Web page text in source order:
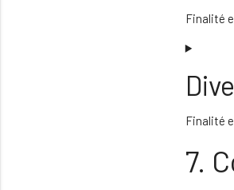
Finalité
Consent
service
twitter
Finalité
to
7.